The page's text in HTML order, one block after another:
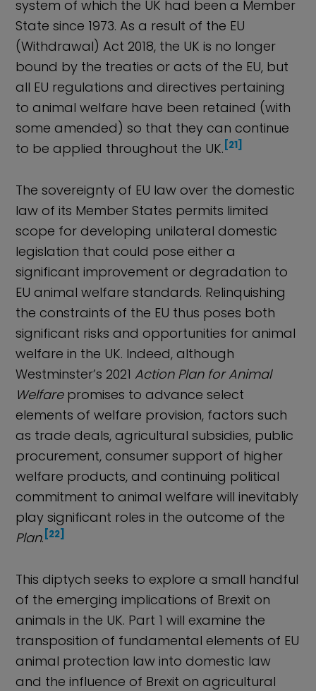
system of which the UK had been a Member
State since 1973. As a result of the EU
(Withdrawal) Act 2018, the UK is no longer
bound by the treaties or acts of the EU, but
all EU regulations and directives pertaining
to animal welfare have been retained (with
some amended) so that they can continue
to be applied throughout the UK. [21]
The sovereignty of EU law over the domestic
law of its Member States permits limited
scope for developing unilateral domestic
legislation that could pose either a
significant improvement or degradation to
EU animal welfare standards. Relinquishing
the constraints of the EU thus poses both
significant risks and opportunities for animal
welfare in the UK. Indeed, although
Westminster’s 2021 Action Plan for Animal
Welfarepromises to advance select
elements of welfare provision, factors such
as trade deals, agricultural subsidies, public
procurement, consumer support of higher
welfare products, and continuing political
commitment to animal welfare will inevitably
play significant roles in the outcome of the
Plan. [22]
This diptych seeks to explore a small handful
of the emerging implications of Brexit on
animals in the UK. Part 1 will examine the
transposition of fundamental elements of EU
animal protection law into domestic law
and the influence of Brexit on agricultural